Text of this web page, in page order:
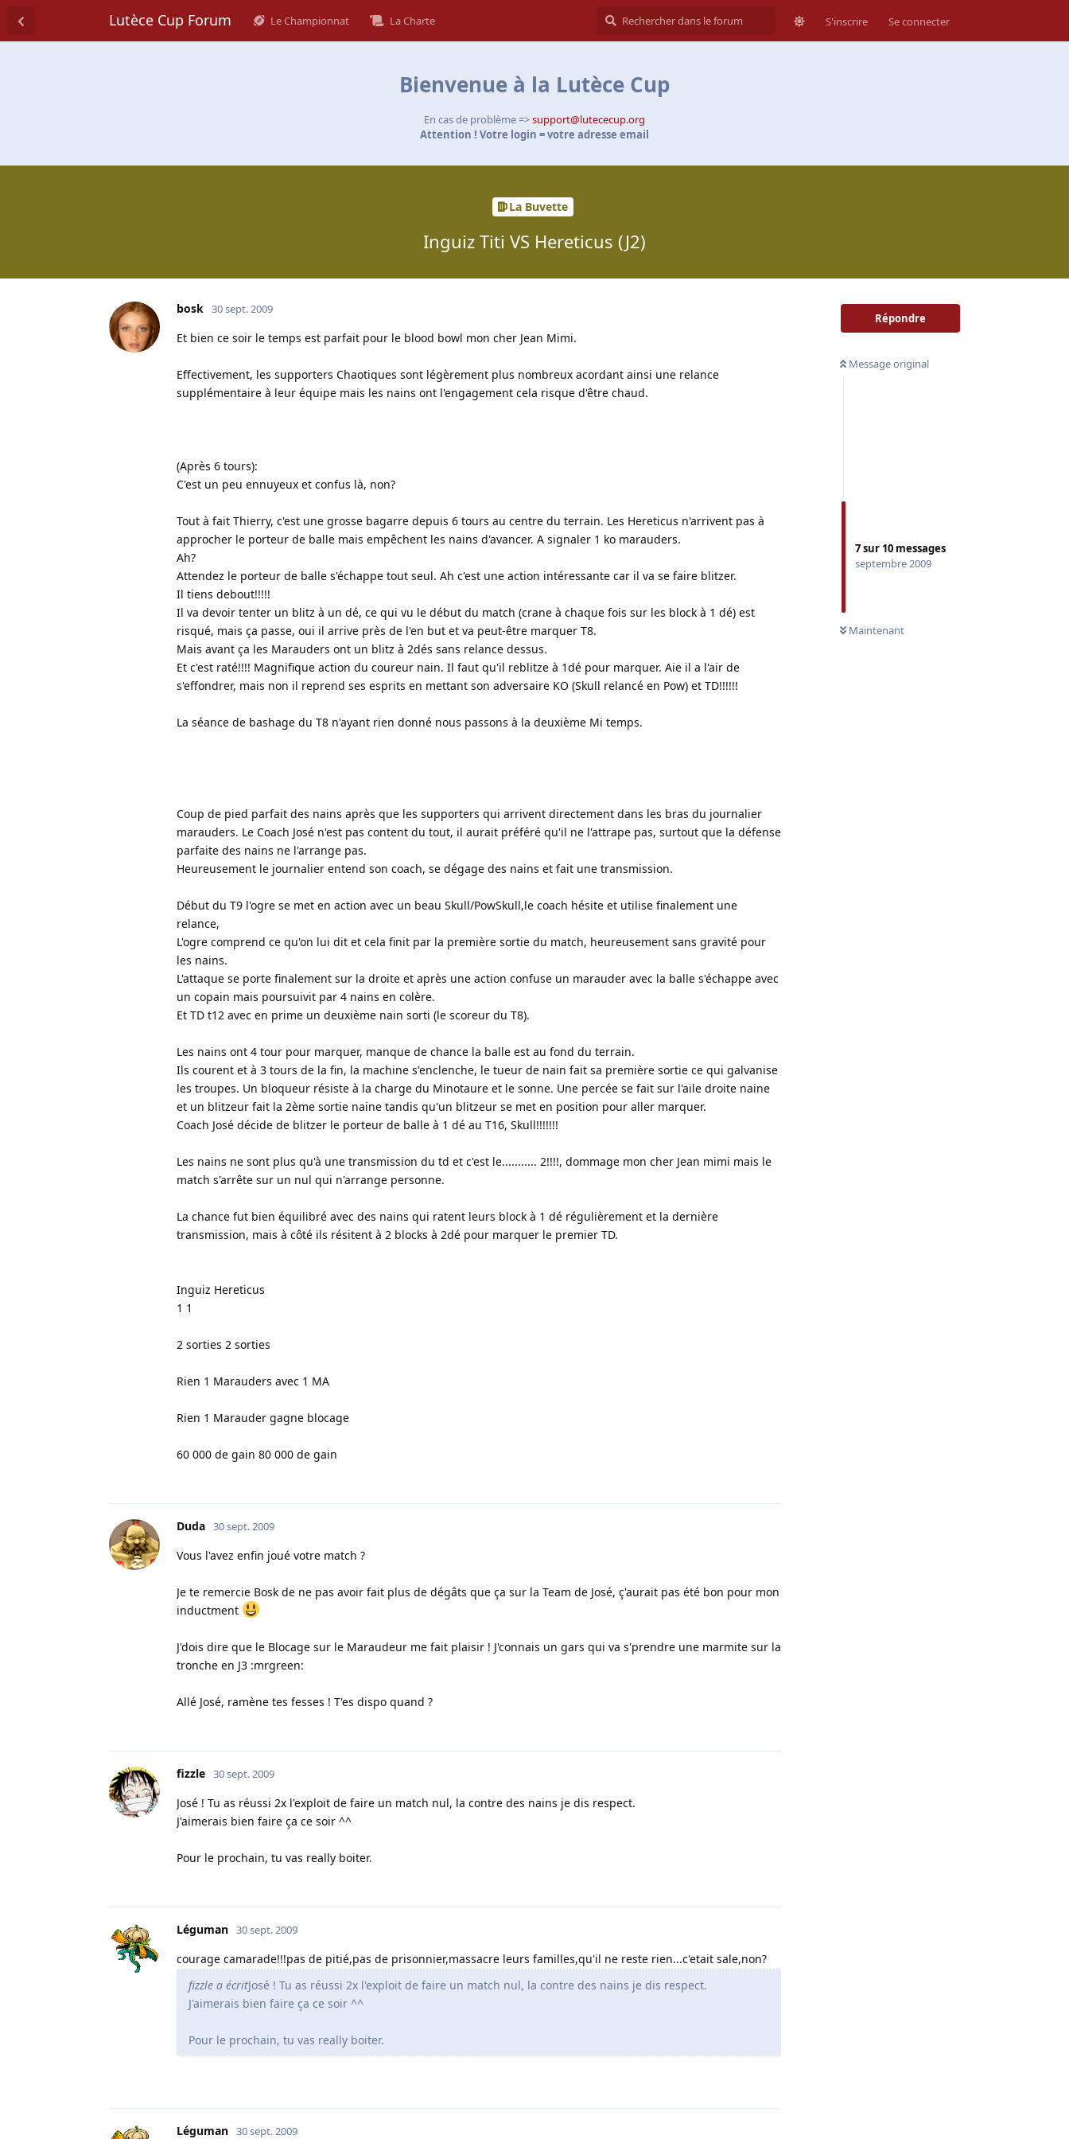
Lutèce Cup Forum Le Championnat La Charte S'inscrire Se connecter
Bienvenue à la Lutèce Cup
En cas de problème =>support@lutececup.org
Attention ! Votre login = votre adresse email
La Buvette
Inguiz Titi VS Hereticus (J2)
Répondre
Message original
7sur 10 messages
septembre 2009
Maintenant
bosk 30 sept. 2009
Et bien ce soir le temps est parfait pour le blood bowl mon cher Jean Mimi.
Effectivement, les supporters Chaotiques sont légèrement plus nombreux acordant ainsi une relance
supplémentaire à leur équipe mais les nains ont l'engagement cela risque d'être chaud.
(Après 6 tours):
C'est un peu ennuyeux et confus là, non?
Tout à fait Thierry, c'est une grosse bagarre depuis 6 tours au centre du terrain. Les Hereticus n'arrivent pas à
approcher le porteur de balle mais empêchent les nains d'avancer. A signaler 1 ko marauders.
Ah?
Attendez le porteur de balle s'échappe tout seul. Ah c'est une action intéressante car il va se faire blitzer.
Il tiens debout!!!!!
Il va devoir tenter un blitz à un dé, ce qui vu le début du match (crane à chaque fois sur les block à 1 dé) est
risqué, mais ça passe, oui il arrive près de l'en but et va peut-être marquer T8.
Mais avant ça les Marauders ont un blitz à 2dés sans relance dessus.
Et c'est raté!!!! Magnifique action du coureur nain. Il faut qu'il reblitze à 1dé pour marquer. Aie il a l'air de
s'effondrer, mais non il reprend ses esprits en mettant son adversaire KO (Skull relancé en Pow) et TD!!!!!!
La séance de bashage du T8 n'ayant rien donné nous passons à la deuxième Mi temps.
Coup de pied parfait des nains après que les supporters qui arrivent directement dans les bras du journalier
marauders. Le Coach José n'est pas content du tout, il aurait préféré qu'il ne l'attrape pas, surtout que la défense
parfaite des nains ne l'arrange pas.
Heureusement le journalier entend son coach, se dégage des nains et fait une transmission.
Début du T9 l'ogre se met en action avec un beau Skull/PowSkull,le coach hésite et utilise finalement une
relance,
L'ogre comprend ce qu'on lui dit et cela finit par la première sortie du match, heureusement sans gravité pour
les nains.
L'attaque se porte finalement sur la droite et après une action confuse un marauder avec la balle s'échappe avec
un copain mais poursuivit par 4 nains en colère.
Et TD t12 avec en prime un deuxième nain sorti (le scoreur du T8).
Les nains ont 4 tour pour marquer, manque de chance la balle est au fond du terrain.
Ils courent et à 3 tours de la fin, la machine s'enclenche, le tueur de nain fait sa première sortie ce qui galvanise
les troupes. Un bloqueur résiste à la charge du Minotaure et le sonne. Une percée se fait sur l'aile droite naine
et un blitzeur fait la 2ème sortie naine tandis qu'un blitzeur se met en position pour aller marquer.
Coach José décide de blitzer le porteur de balle à 1 dé au T16, Skull!!!!!!!
Les nains ne sont plus qu'à une transmission du td et c'est le........... 2!!!!, dommage mon cher Jean mimi mais le
match s'arrête sur un nul qui n'arrange personne.
La chance fut bien équilibré avec des nains qui ratent leurs block à 1 dé régulièrement et la dernière
transmission, mais à côté ils résitent à 2 blocks à 2dé pour marquer le premier TD.
Inguiz Hereticus
1 1
2 sorties 2 sorties
Rien 1 Marauders avec 1 MA
Rien 1 Marauder gagne blocage
60 000 de gain 80 000 de gain
Duda 30 sept. 2009
Vous l'avez enfin joué votre match ?
Je te remercie Bosk de ne pas avoir fait plus de dégâts que ça sur la Team de José, ç'aurait pas été bon pour mon
inductment
J'dois dire que le Blocage sur le Maraudeur me fait plaisir ! J'connais un gars qui va s'prendre une marmite sur la
tronche en J3 :mrgreen:
Allé José, ramène tes fesses ! T'es dispo quand ?
fizzle 30 sept. 2009
José ! Tu as réussi 2x l'exploit de faire un match nul, la contre des nains je dis respect.
J'aimerais bien faire ça ce soir ^^
Pour le prochain, tu vas really boiter.
Léguman 30 sept. 2009
courage camarade!!!pas de pitié,pas de prisonnier,massacre leurs familles,qu'il ne reste rien...c'etait sale,non?
fizzle a écritJosé ! Tu as réussi 2x l'exploit de faire un match nul, la contre des nains je dis respect.
J'aimerais bien faire ça ce soir ^^
Pour le prochain, tu vas really boiter.
Léguman 30 sept. 2009